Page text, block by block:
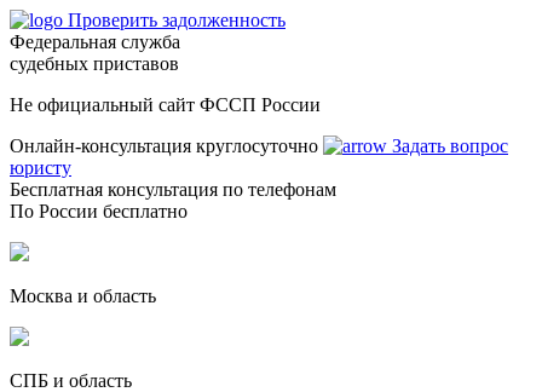
Проверить задолженность
Федеральная служба
судебных приставов
Не официальный сайт ФССП России
Онлайн-консультация круглосуточно
Задать вопрос
юристу
Бесплатная консультация по телефонам
По России бесплатно
Москва и область
СПБ и область